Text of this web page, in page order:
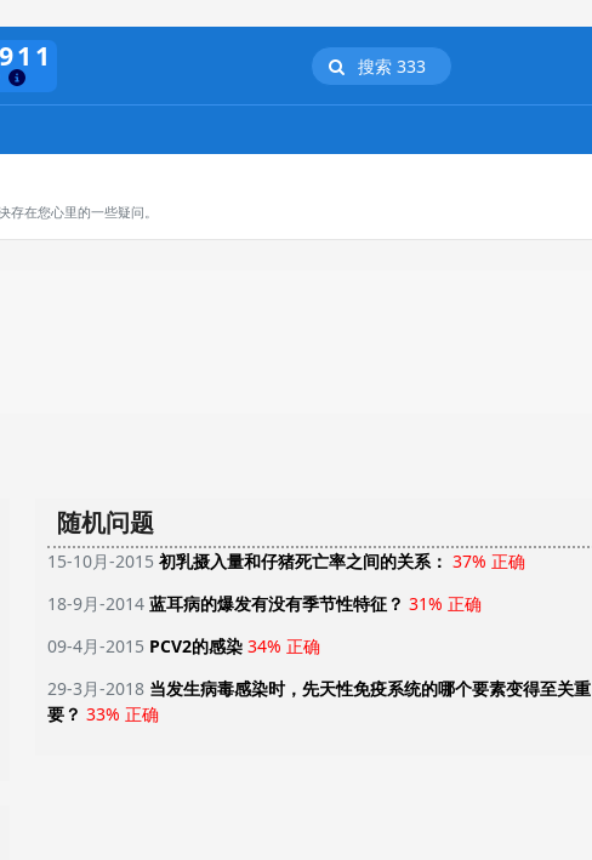
搜索 333
在您心里的一些疑问。
随机问题
15-10月-2015 初乳摄入量和仔猪死亡率之间的关系： 37% 正确
18-9月-2014 蓝耳病的爆发有没有季节性特征？ 31% 正确
09-4月-2015 PCV2的感染 34% 正确
29-3月-2018 当发生病毒感染时，先天性免疫系统的哪个要素变得至关重
要？ 33% 正确